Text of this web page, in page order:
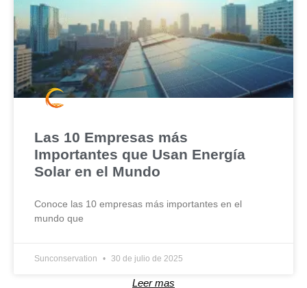
Las 10 Empresas más
Importantes que Usan Energía
Solar en el Mundo
Conoce las 10 empresas más importantes en el
mundo que
Sunconservation 30 de julio de 2025
Leer mas